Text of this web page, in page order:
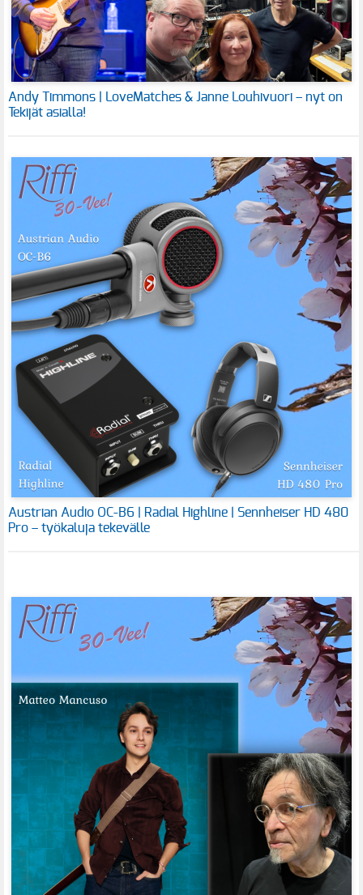
Andy Timmons | LoveMatches & Janne Louhivuori – nyt on
Tekijät asialla!
Austrian Audio OC-B6 | Radial Highline | Sennheiser HD 480
Pro – työkaluja tekevälle